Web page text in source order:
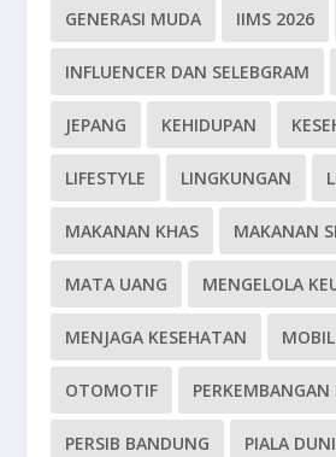
GENERASI MUDA IIMS 2026
INFLUENCER DAN SELEBGRAM
JEPANG KEHIDUPAN
LIFESTYLE LINGKUNGAN
MAKANAN KHAS MAKANAN
MATA UANG MENGELOLA
MENJAGA KESEHATAN MOBIL
OTOMOTIF
PERSIB BANDUNG PIALA